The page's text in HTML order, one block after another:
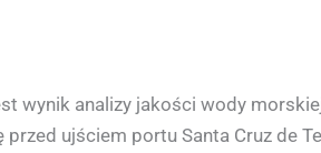
wynik analizy jakości wody
ujściem portu Santa Cruz de